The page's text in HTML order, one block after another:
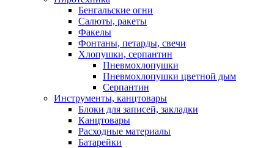
Бенгальские огни
Салюты, ракеты
Факелы
Фонтаны, петарды, свечи
Хлопушки, серпантин
Пневмохлопушки
Пневмохлопушки цветной дым
Серпантин
Инструменты, канцтовары
Блоки для записей, закладки
Канцтовары
Расходные материалы
Батарейки